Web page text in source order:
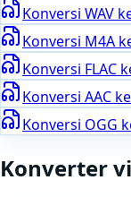
Konversi WAV
Konversi M4A
Konversi FLAC
Konversi AAC
Konversi OGG
Konverter